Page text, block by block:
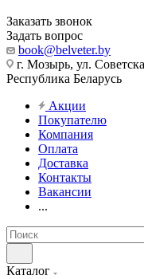
Заказать звонок
Задать вопрос
book@belveter.by
г. Мозырь, ул.
Республика Беларусь
Акции
Покупателю
Компания
Оплата
Доставка
Контакты
Вакансии
...
Каталог